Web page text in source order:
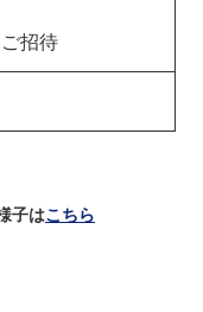
招待
子はこちら